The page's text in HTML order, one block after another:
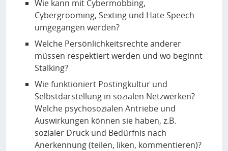
Wie kann mit Cybermobbing,
Cybergrooming, Sexting und Hate Speech
umgegangen werden?
Welche Persönlichkeitsrechte anderer
müssen respektiert werden und wo beginnt
Stalking?
Wie funktioniert Postingkultur und
Selbstdarstellung in sozialen Netzwerken?
Welche psychosozialen Antriebe und
Auswirkungen können sie haben, z.B.
sozialer Druck und Bedürfnis nach
Anerkennung (teilen, liken, kommentieren)?